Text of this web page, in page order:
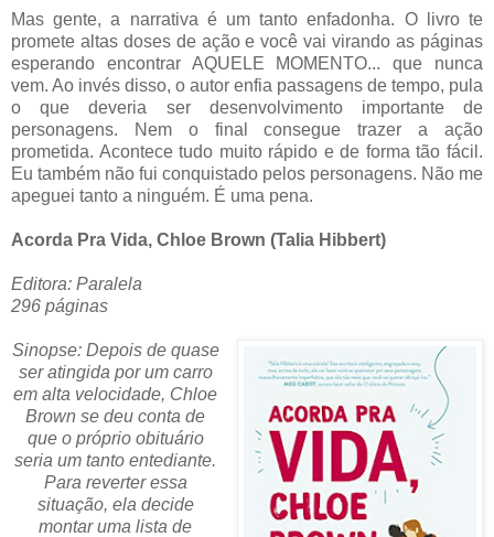
Mas gente, a narrativa é um tanto enfadonha. O livro te
promete altas doses de ação e você vai virando as páginas
esperando encontrar AQUELE MOMENTO... que nunca
vem. Ao invés disso, o autor enfia passagens de tempo, pula
o que deveria ser desenvolvimento importante de
personagens. Nem o final consegue trazer a ação
prometida. Acontece tudo muito rápido e de forma tão fácil.
Eu também não fui conquistado pelos personagens. Não me
apeguei tanto a ninguém. É uma pena.
Acorda Pra Vida, Chloe Brown (Talia Hibbert)
Editora: Paralela
296 páginas
Sinopse: Depois de quase
ser atingida por um carro
em alta velocidade, Chloe
Brown se deu conta de
que o próprio obituário
seria um tanto entediante.
Para reverter essa
situação, ela decide
montar uma lista de